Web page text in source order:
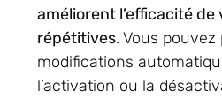
améliorent l’efficacité de
répétitives. Vous
modifications
l’activation ou la